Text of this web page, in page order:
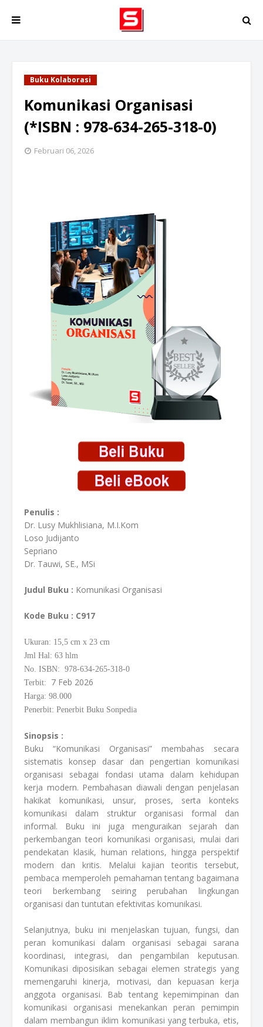
Buku Kolaborasi
Komunikasi Organisasi
(*ISBN : 978-634-265-318-0)
Februari 06, 2026
Penulis :
Dr. Lusy Mukhlisiana, M.I.Kom
Loso Judijanto
Sepriano
Dr. Tauwi, SE., MSi
Judul Buku : Komunikasi Organisasi
Kode Buku : C917
Ukuran: 15,5 cm x 23 cm
Jml Hal: 63 hlm
No. ISBN: 978-634-265-318-0
Terbit: 7 Feb 2026
Harga: 98.000
Penerbit: Penerbit Buku Sonpedia
Sinopsis :
Buku “Komunikasi Organisasi” membahas secara
sistematis konsep dasar dan pengertian komunikasi
organisasi sebagai fondasi utama dalam kehidupan
kerja modern. Pembahasan diawali dengan penjelasan
hakikat komunikasi, unsur, proses, serta konteks
komunikasi dalam struktur organisasi formal dan
informal. Buku ini juga menguraikan sejarah dan
perkembangan teori komunikasi organisasi, mulai dari
pendekatan klasik, human relations, hingga perspektif
modern dan kritis. Melalui kajian teoritis tersebut,
pembaca memperoleh pemahaman tentang bagaimana
teori berkembang seiring perubahan lingkungan
organisasi dan tuntutan efektivitas komunikasi.
Selanjutnya, buku ini menjelaskan tujuan, fungsi, dan
peran komunikasi dalam organisasi sebagai sarana
koordinasi, integrasi, dan pengambilan keputusan.
Komunikasi diposisikan sebagai elemen strategis yang
memengaruhi kinerja, motivasi, dan kepuasan kerja
anggota organisasi. Bab tentang kepemimpinan dan
komunikasi organisasi menekankan peran pemimpin
dalam membangun iklim komunikasi yang terbuka, etis,